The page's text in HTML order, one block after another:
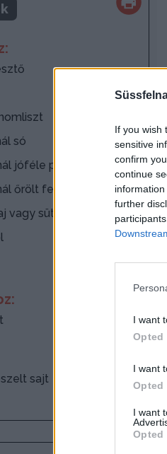
If you wish
sensitive
confirm
continue
further
I want
Opted
I want
Opted
I want
Opted
só
jóféle pirospaprika
őrölt fekete bors
vagy sütőmargarin
sajt